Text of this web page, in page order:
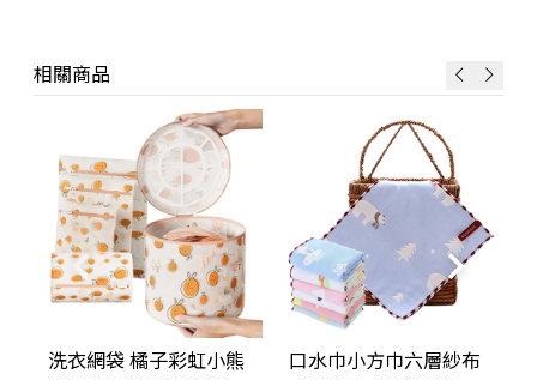
洗衣網袋 橘子彩虹小熊
口水巾小方巾六層紗布
相關商品